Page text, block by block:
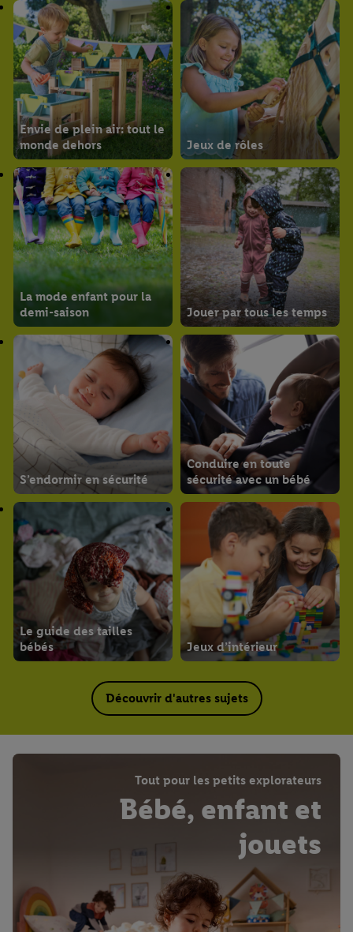
Envie de plein air: tout le
monde dehors
Jeux de rôles
La mode enfant pour la
demi-saison
Jouer par tous les temps
S’endormir en sécurité
Conduire en toute
sécurité avec un bébé
Le guide des tailles
bébés
Jeux d’intérieur
Découvrir d'autres sujets
Tout pour les petits explorateurs
Bébé, enfant et
jouets